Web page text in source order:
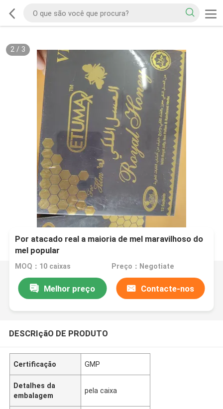
2/ 3
Por atacado real a maioria de mel maravilhoso do
mel popular
MOQ：10 caixas Preço：Negotiate
Melhor preço Contacte-nos
DESCRIçãO DE PRODUTO
Certificação GMP
Detalhes da
embalagem
pela caixa